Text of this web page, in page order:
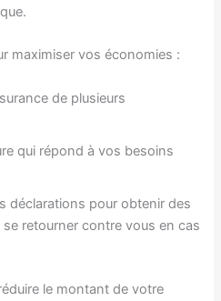
maximiser vos économies :
de plusieurs
qui répond à vos besoins
déclarations pour obtenir des
retourner contre vous en cas
le montant de votre